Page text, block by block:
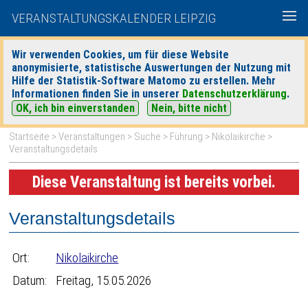
VERANSTALTUNGSKALENDER LEIPZIG
Wir verwenden Cookies, um für diese Website
anonymisierte, statistische Auswertungen der Nutzung mit
Hilfe der Statistik-Software Matomo zu erstellen. Mehr
Informationen finden Sie in unserer Datenschutzerklärung.
OK, ich bin einverstanden
Nein, bitte nicht
heute|morgen| Detaillierte Suche
Startseite >Veranstaltungen > Suche > Führung > Nikolaikirche >
Veranstaltungsdetails
Diese Veranstaltung ist bereits vorbei.
Veranstaltungsdetails
Ort:
Nikolaikirche
Datum:
Freitag, 15.05.2026